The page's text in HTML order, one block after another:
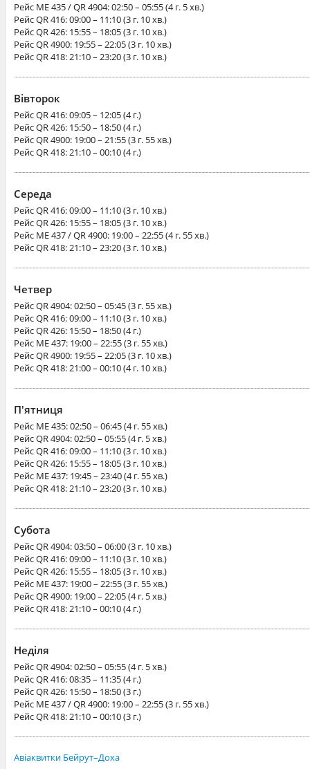
Рейс ME 435 / QR 4904: 02:50 – 05:55 (4 г. 5 хв.)
РейсQR 416: 09:00 – 11:10 (3 г. 10 хв.)
РейсQR 426: 15:55 – 18:05 (3 г. 10 хв.)
РейсQR 4900: 19:55 – 22:05 (3 г. 10 хв.)
РейсQR 418: 21:10 – 23:20 (3 г. 10 хв.)
Вівторок
РейсQR 416: 09:05 – 12:05 (4 г.)
РейсQR 426: 15:50 – 18:50 (4 г.)
РейсQR 4900: 19:00 – 21:55 (3 г. 55 хв.)
РейсQR 418: 21:10 – 00:10 (4 г.)
Середа
РейсQR 416: 09:00 – 11:10 (3 г. 10 хв.)
РейсQR 426: 15:55 – 18:05 (3 г. 10 хв.)
Рейс ME 437 / QR 4900: 19:00 – 22:55 (4 г. 55 хв.)
РейсQR 418: 21:10 – 23:20 (3 г. 10 хв.)
Четвер
РейсQR 4904: 02:50 – 05:45 (3 г. 55 хв.)
РейсQR 416: 09:00 – 11:10 (3 г. 10 хв.)
РейсQR 426: 15:50 – 18:50 (4 г.)
Рейс ME 437: 19:00 – 22:55 (3 г. 55 хв.)
РейсQR 4900: 19:55 – 22:05 (3 г. 10 хв.)
РейсQR 418: 21:00 – 00:10 (4 г. 10 хв.)
П'ятниця
Рейс ME 435: 02:50 – 06:45 (4 г. 55 хв.)
РейсQR 4904: 02:50 – 05:55 (4 г. 5 хв.)
РейсQR 416: 09:00 – 11:10 (3 г. 10 хв.)
РейсQR 426: 15:55 – 18:05 (3 г. 10 хв.)
Рейс ME 437: 19:45 – 23:40 (4 г. 55 хв.)
РейсQR 418: 21:10 – 23:20 (3 г. 10 хв.)
Субота
РейсQR 4904: 03:50 – 06:00 (3 г. 10 хв.)
РейсQR 416: 09:00 – 11:10 (3 г. 10 хв.)
РейсQR 426: 15:55 – 18:05 (3 г. 10 хв.)
Рейс ME 437: 19:00 – 22:55 (3 г. 55 хв.)
РейсQR 4900: 19:00 – 22:05 (4 г. 5 хв.)
РейсQR 418: 21:10 – 00:10 (4 г.)
Неділя
РейсQR 4904: 02:50 – 05:55 (4 г. 5 хв.)
РейсQR 416: 08:35 – 11:35 (4 г.)
РейсQR 426: 15:50 – 18:50 (3 г.)
Рейс ME 437 / QR 4900: 19:00 – 22:55 (3 г. 55 хв.)
РейсQR 418: 21:10 – 00:10 (3 г.)
Авіаквитки Бейрут–Доха